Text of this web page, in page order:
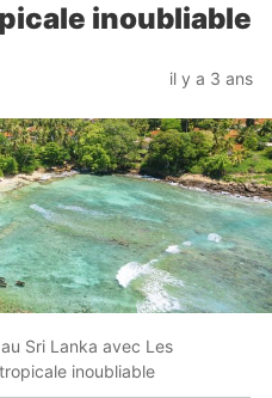
inoubliable
il y a 3 ans
Sri Lanka avec Les
inoubliable